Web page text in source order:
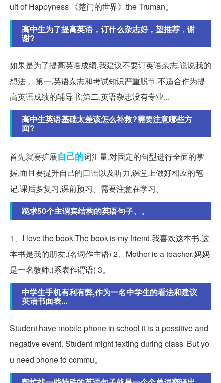
uit of Happyness 《楚门的世界》the Truman。
高中生为了提高英语，订什么杂志好，望推荐，谢
谢?
如果是为了提高英语成绩,我建议不要订英语杂志,说说我的
想法 。第一,英语杂志和考试知识严重脱节,不适合作为提
高英语成绩的辅导书;第二,英语杂志没有专业...
高中生英语基础太差该怎么补救?需要注意哪些方
面?
首先就要扩展自己的词汇量,对固定的句型进行全面的掌
握,而且要提升自己的口语以及听力,课堂上做好相应的笔
记,课后多复习,课前预习。需要注意在学习。
跪求50个主谓宾结构的英语句子、、
1、I love the book.The book is my friend.我喜欢这本书.这
本书是我的朋友.(名词作主语) 2、Mother is a teacher.妈妈
是一名教师.(系表作谓语) 3。
中学生手机有利有弊,作为一名中学生的看法和建议
英语书面表...
Student have mobile phone in school it is a possitive and
negative event. Student might texting during class. But yo
u need phone to commu。